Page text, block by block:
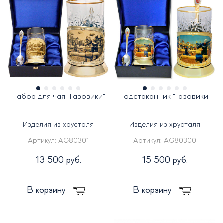
Набор для чая "Газовики"
Изделия из хрусталя
Артикул: AG80301
13 500 руб.
В корзину
Подстаканник "Газовики"
Изделия из хрусталя
Артикул: AG80300
15 500 руб.
В корзину